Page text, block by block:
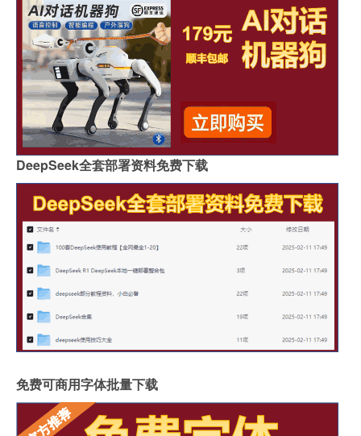
DeepSeek全套部署资料免费下载
免费可商用字体批量下载